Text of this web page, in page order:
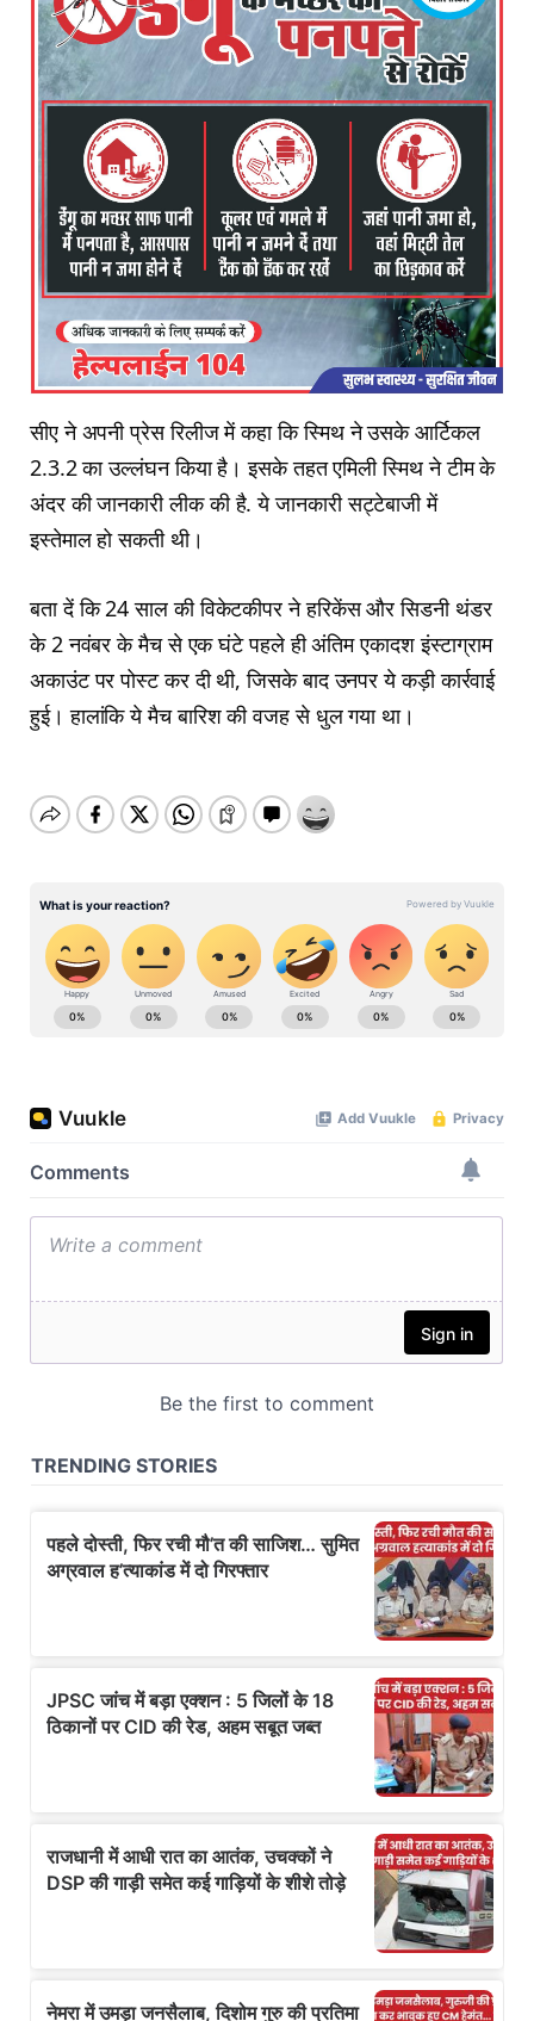
सीए ने अपनी प्रेस रिलीज में कहा कि स्मिथ ने उसके आर्टिकल
2.3.2 का उल्लंघन किया है। इसके तहत एमिली स्मिथ ने टीम के
अंदर की जानकारी लीक की है. ये जानकारी सट्टेबाजी में
इस्तेमाल हो सकती थी।
बता दें कि 24 साल की विकेटकीपर ने हरिकेंस और सिडनी थंडर
के 2 नवंबर के मैच से एक घंटे पहले ही अंतिम एकादश इंस्टाग्राम
अकाउंट पर पोस्ट कर दी थी, जिसके बाद उनपर ये कड़ी कार्रवाई
हुई। हालांकि ये मैच बारिश की वजह से धुल गया था।